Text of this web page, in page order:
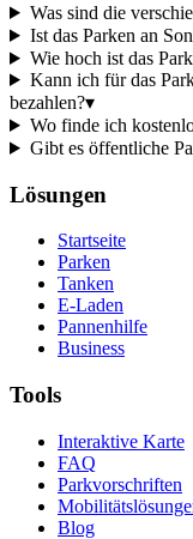
Was sind die
Ist das Parken an
Wie hoch ist das
Kann ich für das
bezahlen?▾
Wo finde ich
Gibt es öffentliche
Lösungen
Startseite
Parken
Tanken
E-Laden
Pannenhilfe
Business
Tools
Interaktive Karte
FAQ
Parkvorschriften
Blog